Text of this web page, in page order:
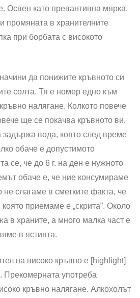
Освен като превантивна мярка,
промяната в хранителните
при борбата с високото
да понижите кръвното си
солта. Тя е номер едно към
налягане. Колкото повече
ще се покачва кръвното ви.
задържа вода, която след време
обаче е допустимото
се, че до 6 г. на ден е нужното
обаче е, че ние консумираме
слагаме в сметките факта, че
която приемаме е „скрита”. Около
в храните, а много малка част е
в ястията.
на високо кръвно е [highlight]
Прекомерната употреба
кръвно налягане. Алкохолът